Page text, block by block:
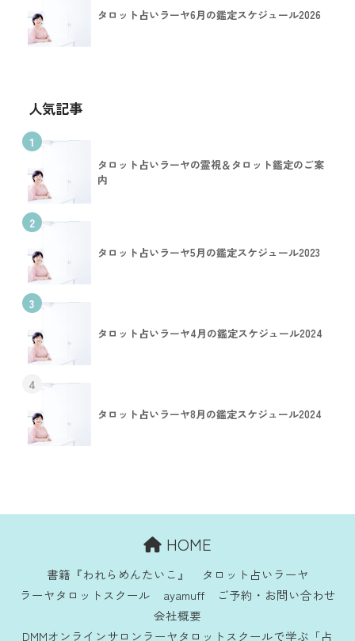
タロット占いラーヤ6月の鑑定スケジュール2026
人気記事
1
タロット占いラーヤの霊視＆タロット鑑定のご案
内
2
タロット占いラーヤ5月の鑑定スケジュール2023
3
タロット占いラーヤ4月の鑑定スケジュール2024
4
タロット占いラーヤ8月の鑑定スケジュール2024
HOME
書籍『われらめんたいこ』
タロット占いラーヤ
ラーヤタロットスクール
ayamuff
ご予約・お問い合わせ
会社概要
DMMオンラインサロンラーヤタロットスクールで学ぶ「占